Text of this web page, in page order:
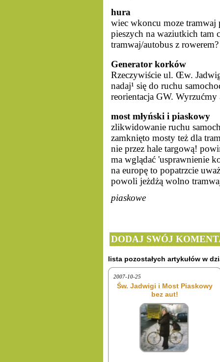
hura
wiec wkoncu moze tramwaj
pieszych na waziutkich tam
tramwaj/autobus z
Generator korków
Rzeczywiście ul. Œw.
nadaj¹ się do ruchu
reorientacja GW.
most młyński i piaskowy
zlikwidowanie ruchu
zamknięto mosty też dla
nie przez hale targową!
ma wglądać 'usprawnienie
na europę to popatrzcie
powoli jeżdżą wolno
piaskowe
DODAJ SWÓJ
lista pozostałych artykułów w
2007-10-25
Św. Jadwigi i Most Piaskowy
bez aut!